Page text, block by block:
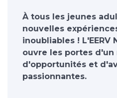
À tous les jeunes
nouvelles
inoubliables ! L'EERV
ouvre les portes d'un
d'opportunités et
passionnantes.